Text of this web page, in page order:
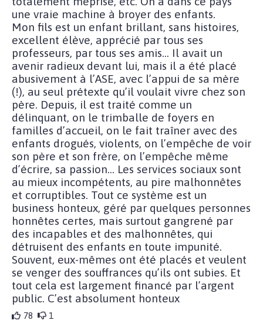
une vraie machine à broyer des enfants.
Mon fils est un enfant brillant, sans histoires,
excellent élève, apprécié par tous ses
professeurs, par tous ses amis... Il avait un
avenir radieux devant lui, mais il a été placé
abusivement à l’ASE, avec l’appui de sa mère
(!), au seul prétexte qu’il voulait vivre chez son
père. Depuis, il est traité comme un
délinquant, on le trimballe de foyers en
familles d’accueil, on le fait traîner avec des
enfants drogués, violents, on l’empêche de voir
son père et son frère, on l’empêche même
d’écrire, sa passion... Les services sociaux sont
au mieux incompétents, au pire malhonnêtes
et corruptibles. Tout ce système est un
business honteux, géré par quelques personnes
honnêtes certes, mais surtout gangrené par
des incapables et des malhonnêtes, qui
détruisent des enfants en toute impunité.
Souvent, eux-mêmes ont été placés et veulent
se venger des souffrances qu’ils ont subies. Et
tout cela est largement financé par l’argent
public. C’est absolument honteux
78 1